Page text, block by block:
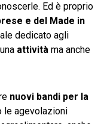
Ed è proprio
e del Made in
dedicato agli
attività ma anche
nuovi bandi per la
le agevolazioni